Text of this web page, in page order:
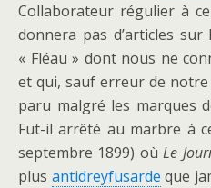
Collaborateur régulier à
donnera pas d’articles sur
« Fléau » dont nous ne
et qui, sauf erreur de
paru malgré les marques
Fut-il arrêté au marbre à
septembre 1899) oùLe
plus antidreyfusarde que